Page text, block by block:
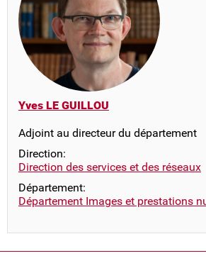
Yves LE GUILLOU
Adjoint au directeur du département
Direction:
Direction des services et des réseaux
Département:
Département Images et prestations